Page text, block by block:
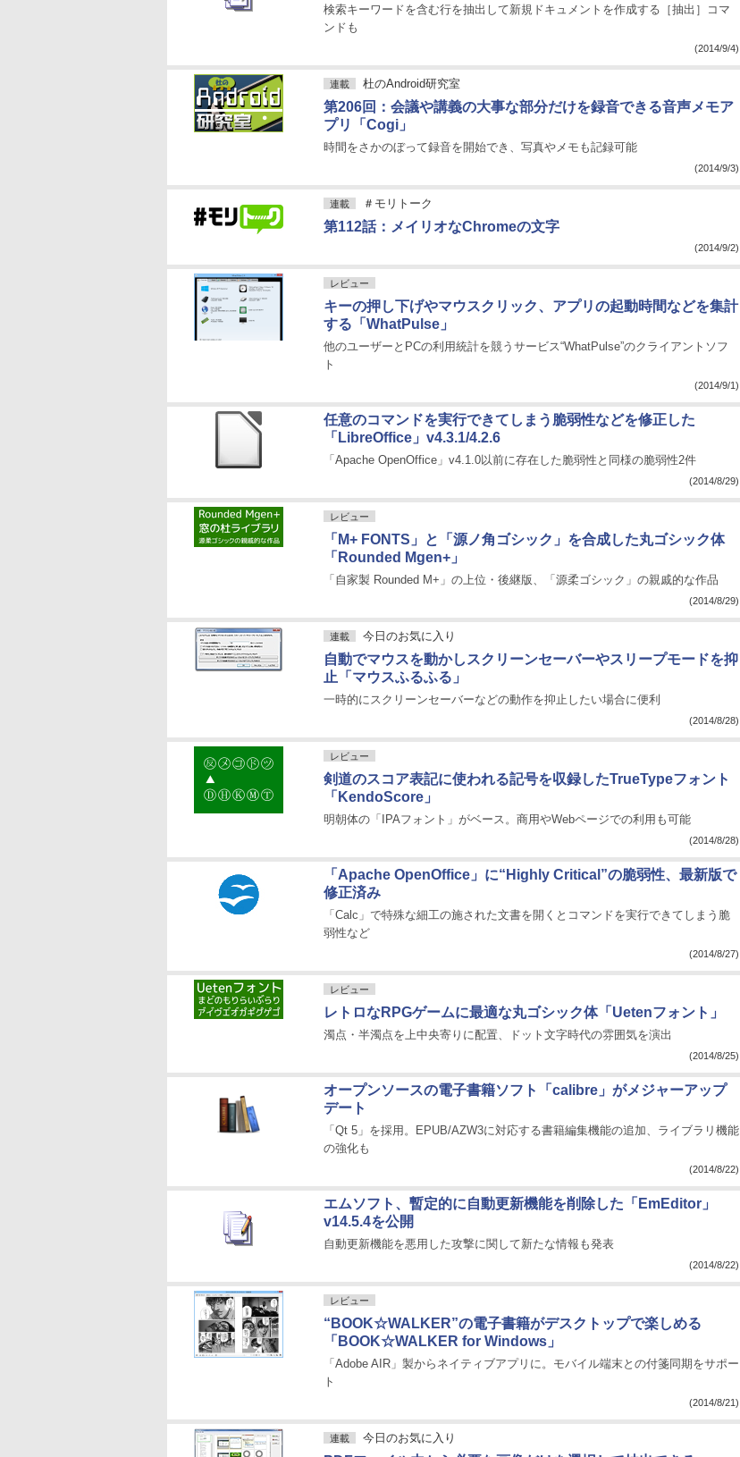
検索キーワードを含む行を抽出して新規ドキュメントを作成する［抽出］コマ
ンドも
(2014/9/4)
連載 杜のAndroid研究室
第206回：会議や講義の大事な部分だけを録音できる音声メモア
プリ「Cogi」
時間をさかのぼって録音を開始でき、写真やメモも記録可能
(2014/9/3)
連載 ＃モリトーク
第112話：メイリオなChromeの文字
(2014/9/2)
レビュー
キーの押し下げやマウスクリック、アプリの起動時間などを集計
する「WhatPulse」
他のユーザーとPCの利用統計を競うサービス“WhatPulse”のクライアントソフ
ト
(2014/9/1)
任意のコマンドを実行できてしまう脆弱性などを修正した
「LibreOffice」v4.3.1/4.2.6
「Apache OpenOffice」v4.1.0以前に存在した脆弱性と同様の脆弱性2件
(2014/8/29)
レビュー
「M+ FONTS」と「源ノ角ゴシック」を合成した丸ゴシック体
「Rounded Mgen+」
「自家製 Rounded M+」の上位・後継版、「源柔ゴシック」の親戚的な作品
(2014/8/29)
連載 今日のお気に入り
自動でマウスを動かしスクリーンセーバーやスリープモードを抑
止「マウスふるふる」
一時的にスクリーンセーバーなどの動作を抑止したい場合に便利
(2014/8/28)
レビュー
剣道のスコア表記に使われる記号を収録したTrueTypeフォント
「KendoScore」
明朝体の「IPAフォント」がベース。商用やWebページでの利用も可能
(2014/8/28)
「Apache OpenOffice」に“Highly Critical”の脆弱性、最新版で
修正済み
「Calc」で特殊な細工の施された文書を開くとコマンドを実行できてしまう脆
弱性など
(2014/8/27)
レビュー
レトロなRPGゲームに最適な丸ゴシック体「Uetenフォント」
濁点・半濁点を上中央寄りに配置、ドット文字時代の雰囲気を演出
(2014/8/25)
オープンソースの電子書籍ソフト「calibre」がメジャーアップ
デート
「Qt 5」を採用。EPUB/AZW3に対応する書籍編集機能の追加、ライブラリ機能
の強化も
(2014/8/22)
エムソフト、暫定的に自動更新機能を削除した「EmEditor」
v14.5.4を公開
自動更新機能を悪用した攻撃に関して新たな情報も発表
(2014/8/22)
レビュー
“BOOK☆WALKER”の電子書籍がデスクトップで楽しめる
「BOOK☆WALKER for Windows」
「Adobe AIR」製からネイティブアプリに。モバイル端末との付箋同期をサポー
ト
(2014/8/21)
連載 今日のお気に入り